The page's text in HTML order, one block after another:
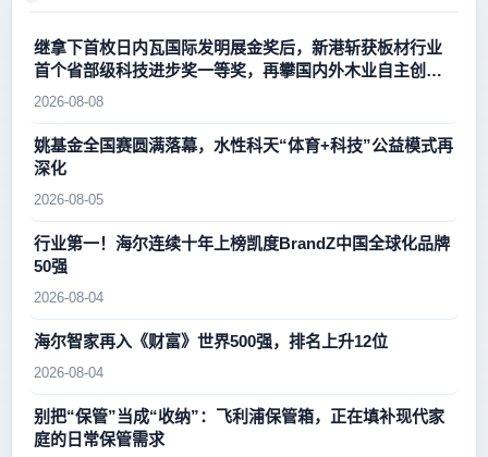
继拿下首枚日内瓦国际发明展金奖后，新港斩获板材行业
首个省部级科技进步奖一等奖，再攀国内外木业自主创新
新高峰
2026-08-08
姚基金全国赛圆满落幕，水性科天“体育+科技”公益模式再
深化
2026-08-05
行业第一！海尔连续十年上榜凯度BrandZ中国全球化品牌
50强
2026-08-04
海尔智家再入《财富》世界500强，排名上升12位
2026-08-04
别把“保管”当成“收纳”：飞利浦保管箱，正在填补现代家
庭的日常保管需求